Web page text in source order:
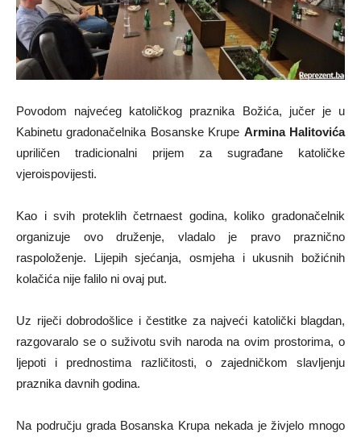
Povodom najvećeg katoličkog praznika Božića, jučer je u
Kabinetu gradonačelnika Bosanske Krupe Armina Halitovića
upriličen tradicionalni prijem za sugrađane katoličke
vjeroispovijesti.
Kao i svih proteklih četrnaest godina, koliko gradonačelnik
organizuje ovo druženje, vladalo je pravo praznično
raspoloženje. Lijepih sjećanja, osmjeha i ukusnih božićnih
kolačića nije falilo ni ovaj put.
Uz riječi dobrodošlice i čestitke za najveći katolički blagdan,
razgovaralo se o suživotu svih naroda na ovim prostorima, o
ljepoti i prednostima različitosti, o zajedničkom slavljenju
praznika davnih godina.
Na području grada Bosanska Krupa nekada je živjelo mnogo